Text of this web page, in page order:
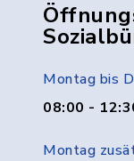
Montag bis
08:00 -
Montag